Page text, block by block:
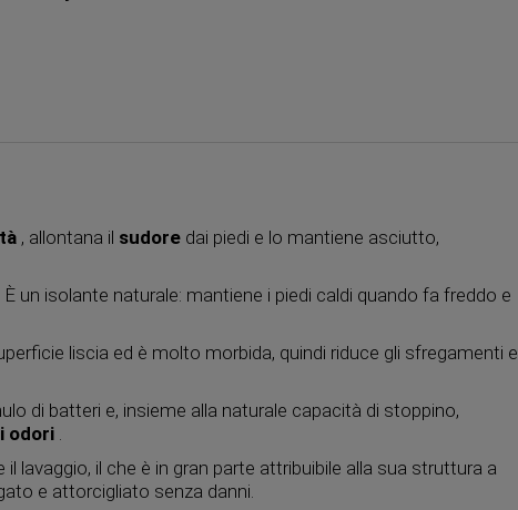
, allontana il sudore dai piedi e lo mantiene asciutto,
È un isolante naturale: mantiene i piedi caldi quando fa freddo e
liscia ed è molto morbida, quindi riduce gli sfregamenti e
di batteri e, insieme alla naturale capacità di stoppino,
odori .
lavaggio, il che è in gran parte attribuibile alla sua struttura a
e attorcigliato senza danni.